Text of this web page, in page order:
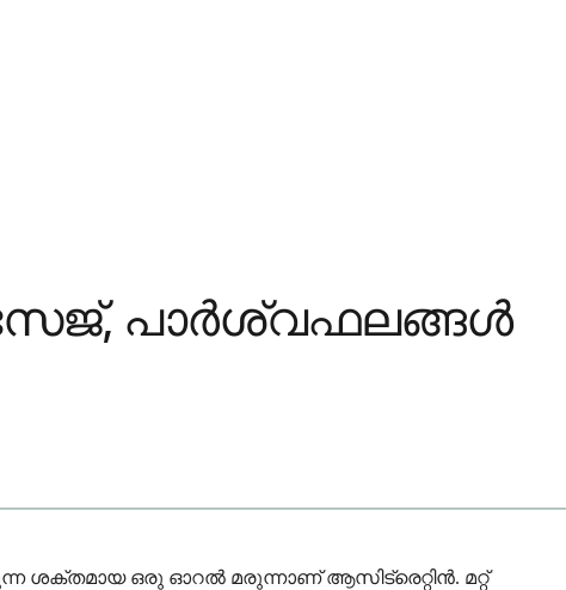
പാർശ്വഫലങ്ങൾ
ശക്തമായ ഒരു ഓറൽ മരുന്നാണ് ആസിട്രെറ്റിൻ. മറ്റ്